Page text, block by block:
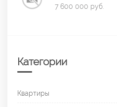
7 600 000 руб.
Категории
Квартиры